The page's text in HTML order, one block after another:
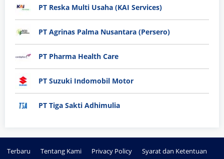
PT Reska Multi Usaha (KAI Services)
PT Agrinas Palma Nusantara (Persero)
PT Pharma Health Care
PT Suzuki Indomobil Motor
PT Tiga Sakti Adhimulia
Terbaru Tentang Kami Privacy Policy Syarat dan Ketentuan